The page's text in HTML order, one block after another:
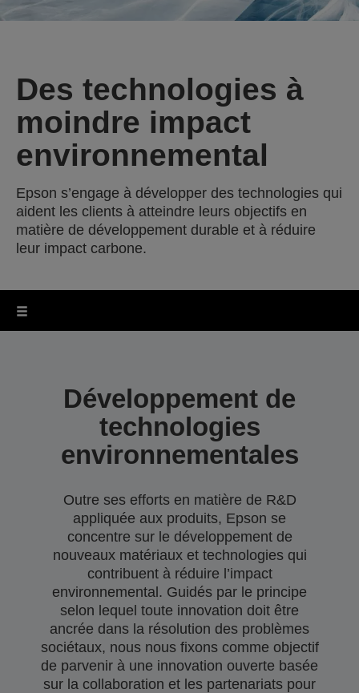
Des technologies à
moindre impact
environnemental
Epson s’engage à développer des technologies qui
aident les clients à atteindre leurs objectifs en
matière de développement durable et à réduire
leur impact carbone.
Développement de
technologies
environnementales
Outre ses efforts en matière de R&D
appliquée aux produits, Epson se
concentre sur le développement de
nouveaux matériaux et technologies qui
contribuent à réduire l’impact
environnemental. Guidés par le principe
selon lequel toute innovation doit être
ancrée dans la résolution des problèmes
sociétaux, nous nous fixons comme objectif
de parvenir à une innovation ouverte basée
sur la collaboration et les partenariats pour